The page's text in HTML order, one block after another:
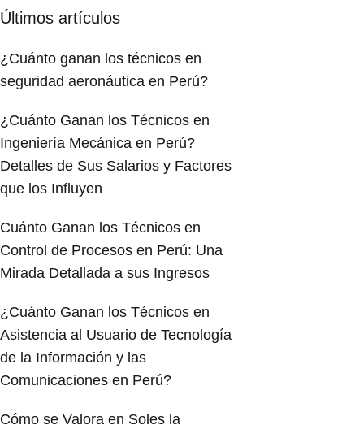
Últimos artículos
¿Cuánto ganan los técnicos en
seguridad aeronáutica en Perú?
¿Cuánto Ganan los Técnicos en
Ingeniería Mecánica en Perú?
Detalles de Sus Salarios y Factores
que los Influyen
Cuánto Ganan los Técnicos en
Control de Procesos en Perú: Una
Mirada Detallada a sus Ingresos
¿Cuánto Ganan los Técnicos en
Asistencia al Usuario de Tecnología
de la Información y las
Comunicaciones en Perú?
Cómo se Valora en Soles la